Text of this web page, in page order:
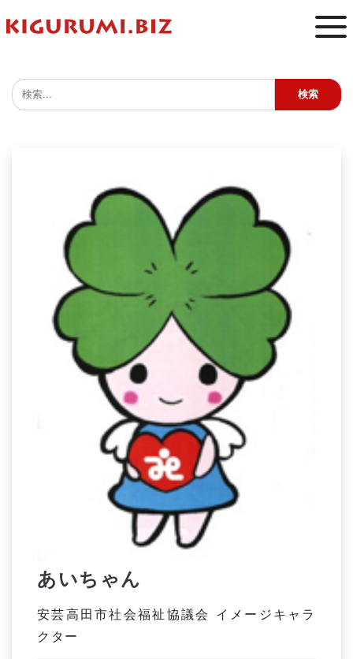
あいちゃん
安芸高田市社会福祉協議会 イメージキャラ
クター